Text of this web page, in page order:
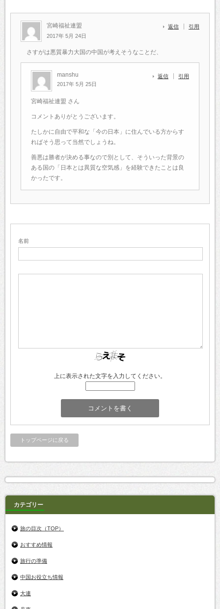
宮崎福祉連盟
2017年 5月 24日
返信 引用
さすがは悪質暴力大国の中国が考えそうなことだ、
manshu
2017年 5月 25日
返信 引用
宮崎福祉連盟 さん
コメントありがとうございます。
たしかに自由で平和な「今の日本」に住んでいる方からす
ればそう思って当然でしょうね。
善悪は勝者が決める事なので別として、そういった背景の
ある国の「日本とは異質な空気感」を経験できたことは良
かったです。
名前
上に表示された文字を入力してください。
トップページに戻る
カテゴリー
旅の目次（TOP）
おすすめ情報
旅行の準備
中国お役立ち情報
大連